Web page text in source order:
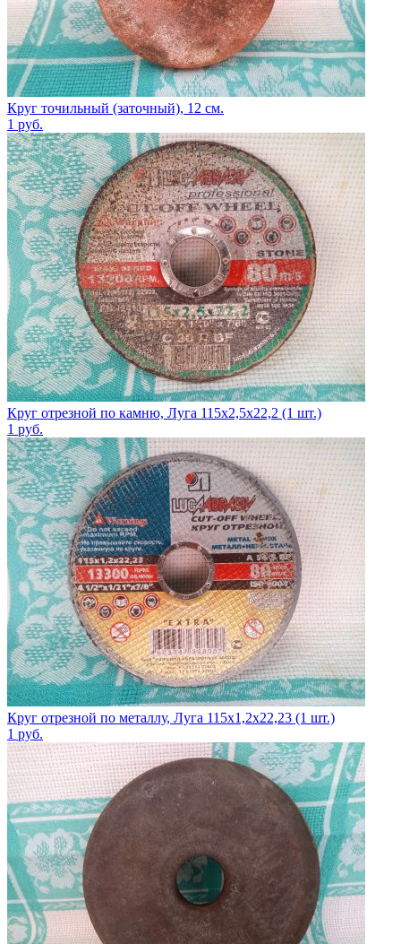
Круг точильный (заточный), 12 см.
1 руб.
Круг отрезной по камню, Луга 115х2,5х22,2 (1 шт.)
1 руб.
Круг отрезной по металлу, Луга 115х1,2х22,23 (1 шт.)
1 руб.